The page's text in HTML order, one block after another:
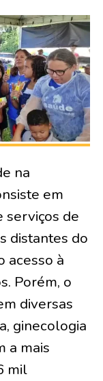
na
em
serviços de
distantes do
acesso à
Porém, o
diversas
ginecologia
a mais
mil